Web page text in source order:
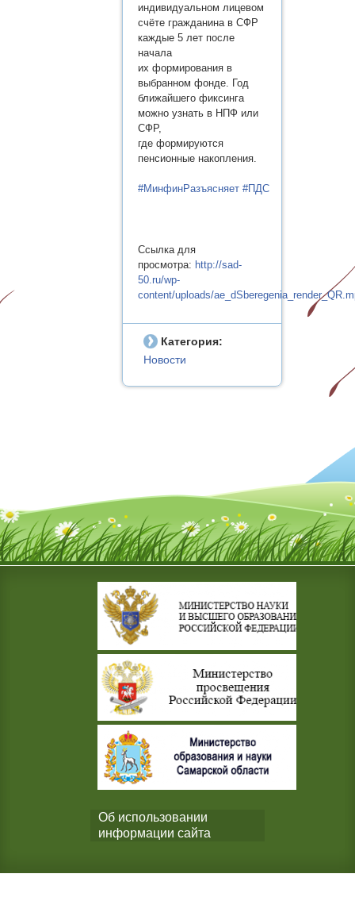
индивидуальном лицевом
счёте гражданина в СФР
каждые 5 лет после
начала
их формирования в
выбранном фонде. Год
ближайшего фиксинга
можно узнать в НПФ или
СФР,
где формируются
пенсионные накопления.
#МинфинРазъясняет #ПДС
Ссылка для
просмотра: http://sad-
50.ru/wp-
content/uploads/
Категория:
Новости
Об использовании
информации сайта